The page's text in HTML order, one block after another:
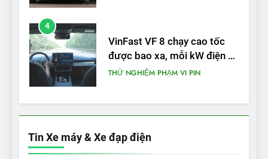
4
VinFast VF 8 chạy cao tốc
được bao xa, mỗi kW điện đi
được bao nhiêu km?
THỬ NGHIỆM PHẠM VI PIN
5
bao nhiêu km sau mỗi lần
THỬ NGHIỆM PHẠM VI PIN
Tin Xe máy & Xe đạp điện